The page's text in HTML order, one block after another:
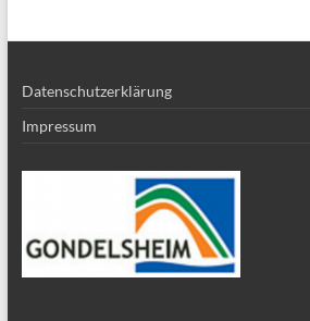
Datenschutzerklärung
Impressum